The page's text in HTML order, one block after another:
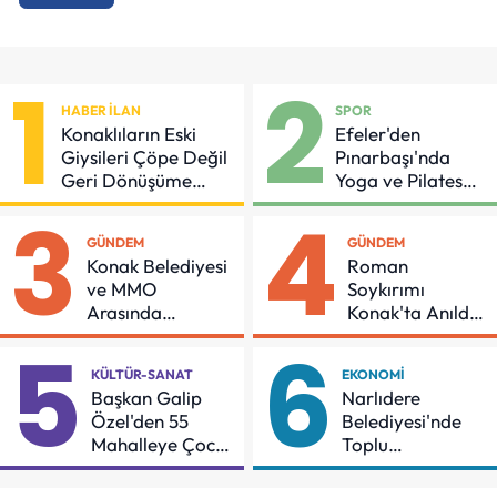
1 HABER İLAN
Konaklıların Eski
Giysileri Çöpe Değil
Geri Dönüşüme
Gidiyor
2 SPOR
Efeler'den
Pınarbaşı'nda
Yoga ve Pilates
Buluşması
3 GÜNDEM
Konak Belediyesi
ve MMO
Arasında
Asansör
Önemli Protokol
4 GÜNDEM
Roman
Soykırımı
Konak'ta Anıldı:
"Eşit Bir Yaşam
Sürdüreceğiz"
5 KÜLTÜR-SANAT
Başkan Galip
Özel'den 55
Mahalleye Çocuk
Şenliği
6 EKONOMI
Narlıdere
Belediyesi'nde
Toplu
Sözleşmeye